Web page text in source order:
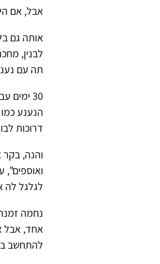
אבל, אם היית
אותה גם
לבנין,
תה עם
30
הנענע
דרוכות
ואוספים",
לגלגל לה
נחמה
אחד, אבל
להתחשב